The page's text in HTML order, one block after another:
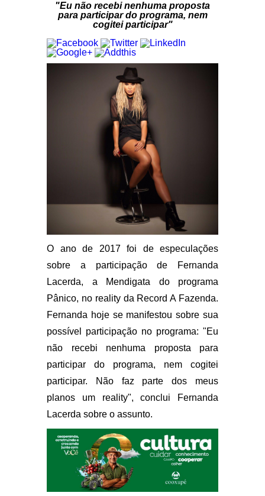
"Eu não recebi nenhuma proposta
para participar do programa, nem
cogitei participar"
O ano de 2017 foi de especulações
sobre a participação de Fernanda
Lacerda, a Mendigata do programa
Pânico, no reality da Record A Fazenda.
Fernanda hoje se manifestou sobre sua
possível participação no programa: "Eu
não recebi nenhuma proposta para
participar do programa, nem cogitei
participar. Não faz parte dos meus
planos um reality", conclui Fernanda
Lacerda sobre o assunto.